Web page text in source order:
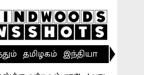
தமிழகம் இந்தியா